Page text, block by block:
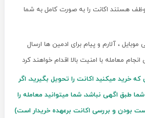
هستند اکانت را به صورت کامل به شما
موبایل ، آلارم و پیام برای ادمین ها ارسال
معامله با امنیت بالا اقدام خواهند کرد
خرید میکنید اکانت را تحویل بگیرید، اگر
طبق اگهی نباشد، شما میتوانید معامله را
بودن و بررسی اکانت برعهده خریدار است)